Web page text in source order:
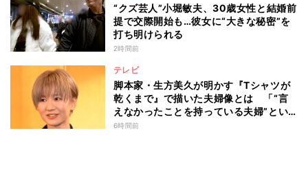
“クズ芸人”小堀敏夫、30歳女性と結婚前
提で交際開始も…彼女に“大きな秘密”を
打ち明けられる
2時間前
テレビ
脚本家・生方美久が明かす『Tシャツが
乾くまで』で描いた夫婦像とは 「“言
えなかったことを持っている夫婦”とい
うのは面白いかも」
6時間前